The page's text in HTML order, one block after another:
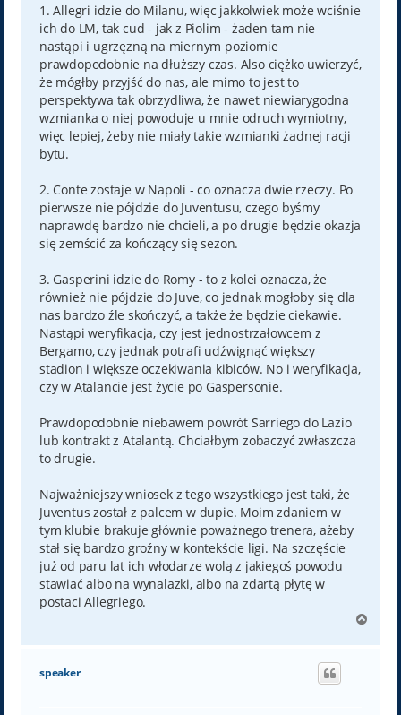
1. Allegri idzie do Milanu, więc jakkolwiek może wciśnie
ich do LM, tak cud - jak z Piolim - żaden tam nie
nastąpi i ugrzęzną na miernym poziomie
prawdopodobnie na dłuższy czas. Also ciężko uwierzyć,
że mógłby przyjść do nas, ale mimo to jest to
perspektywa tak obrzydliwa, że nawet niewiarygodna
wzmianka o niej powoduje u mnie odruch wymiotny,
więc lepiej, żeby nie miały takie wzmianki żadnej racji
bytu.
2. Conte zostaje w Napoli - co oznacza dwie rzeczy. Po
pierwsze nie pójdzie do Juventusu, czego byśmy
naprawdę bardzo nie chcieli, a po drugie będzie okazja
się zemścić za kończący się sezon.
3. Gasperini idzie do Romy - to z kolei oznacza, że
również nie pójdzie do Juve, co jednak mogłoby się dla
nas bardzo źle skończyć, a także że będzie ciekawie.
Nastąpi weryfikacja, czy jest jednostrzałowcem z
Bergamo, czy jednak potrafi udźwignąć większy
stadion i większe oczekiwania kibiców. No i weryfikacja,
czy w Atalancie jest życie po Gaspersonie.
Prawdopodobnie niebawem powrót Sarriego do Lazio
lub kontrakt z Atalantą. Chciałbym zobaczyć zwłaszcza
to drugie.
Najważniejszy wniosek z tego wszystkiego jest taki, że
Juventus został z palcem w dupie. Moim zdaniem w
tym klubie brakuje głównie poważnego trenera, ażeby
stał się bardzo groźny w kontekście ligi. Na szczęście
już od paru lat ich włodarze wolą z jakiegoś powodu
stawiać albo na wynalazki, albo na zdartą płytę w
postaci Allegriego.
g
speaker